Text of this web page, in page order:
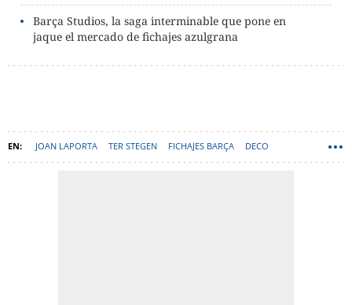
Barça Studios, la saga interminable que pone en
jaque el mercado de fichajes azulgrana
JOAN LAPORTA TER STEGEN FICHAJES BARÇA DECO